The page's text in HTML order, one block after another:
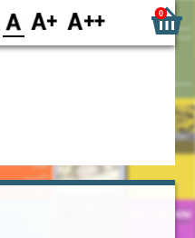
F0 F1 F2 0